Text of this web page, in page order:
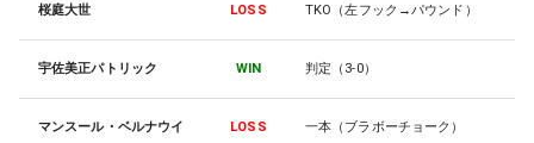
桜庭大世 LOSS TKO（左フック→パウンド）
宇佐美正パトリック WIN 判定（3-0）
マンスール・ベルナウイ LOSS 一本（ブラボーチョーク）